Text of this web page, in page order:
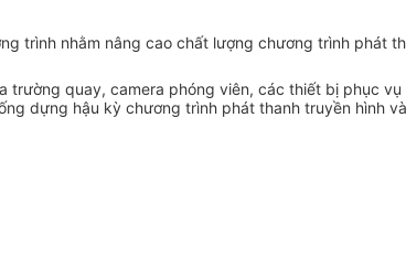
trình nhằm nâng cao chất lượng chương trình phát
quay, camera phóng viên, các thiết bị phục
dựng hậu kỳ chương trình phát thanh truyền hình